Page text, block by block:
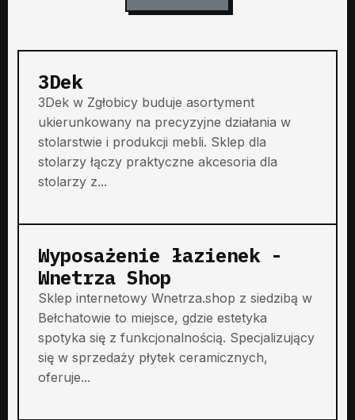
3Dek
3Dek w Zgłobicy buduje asortyment
ukierunkowany na precyzyjne działania w
stolarstwie i produkcji mebli. Sklep dla
stolarzy łączy praktyczne akcesoria dla
stolarzy z...
Wyposażenie łazienek -
Wnetrza Shop
Sklep internetowy Wnetrza.shop z siedzibą w
Bełchatowie to miejsce, gdzie estetyka
spotyka się z funkcjonalnością. Specjalizujący
się w sprzedaży płytek ceramicznych,
oferuje...